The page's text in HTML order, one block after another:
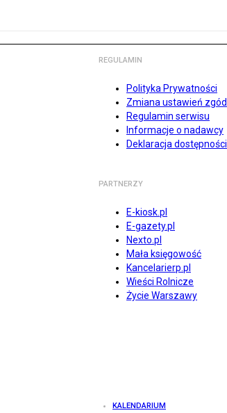
REGULAMIN
Polityka Prywatności
Zmiana ustawień zgód
Regulamin serwisu
Informacje o nadawcy
Deklaracja dostępności
PARTNERZY
E-kiosk.pl
E-gazety.pl
Nexto.pl
Mała księgowość
Kancelarierp.pl
Wieści Rolnicze
Życie Warszawy
KALENDARIUM